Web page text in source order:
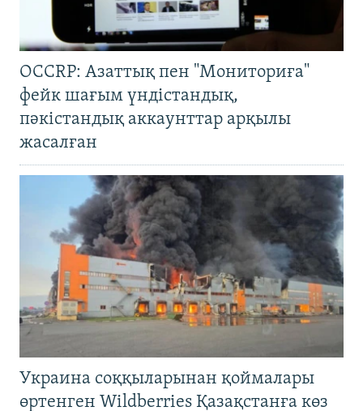
OCCRP: Азаттық пен "Мониториға"
фейк шағым үндістандық,
пәкістандық аккаунттар арқылы
жасалған
Украина соққыларынан қоймалары
өртенген Wildberries Қазақстанға көз